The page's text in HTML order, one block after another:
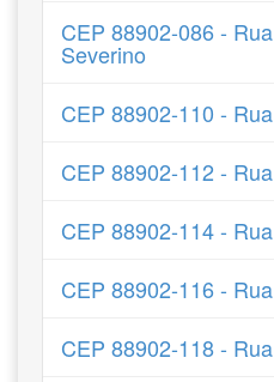
CEP 88902-086 -
Severino
CEP 88902-110 -
CEP 88902-112 -
CEP 88902-114 -
CEP 88902-116 -
CEP 88902-118 -